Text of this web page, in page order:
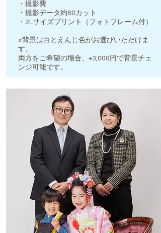
・撮影費
・撮影データ約80カット
・2Lサイズプリント（フォトフレーム​付）
⭐︎背景は白とえんじ色がお選びいただけま
す。
​両方をご希望の場合、+3,000円で背景チェ
ンジ可能です。